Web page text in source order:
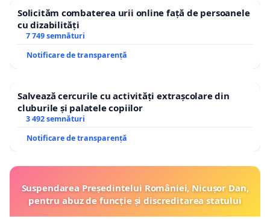
Solicităm combaterea urii online față de persoanele
cu dizabilități
7 749 semnături
Notificare de transparență
Salvează cercurile cu activități extrașcolare din
cluburile și palatele copiilor
3 492 semnături
Notificare de transparență
Suspendarea Președintelui României, Nicușor Dan,
pentru abuz de funcție și discreditarea statului